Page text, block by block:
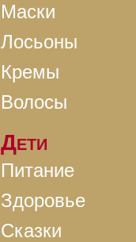
Маски
Лосьоны
Кремы
Волосы
Дети
Питание
Здоровье
Сказки